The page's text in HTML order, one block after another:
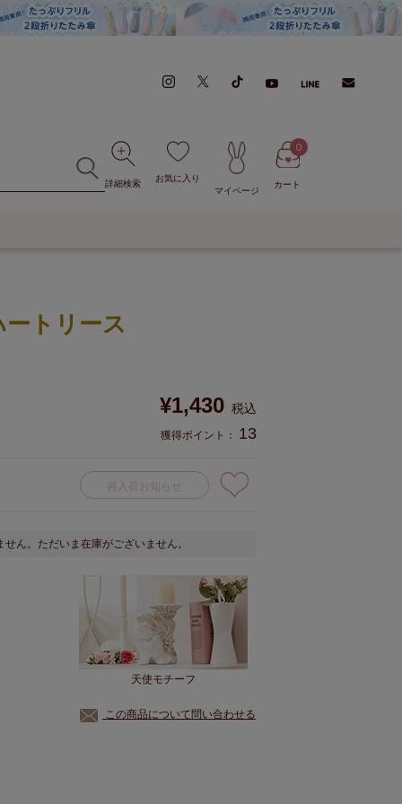
詳細検索
お気に入り
マイページ
カート
0
トリース
¥1,430 税込
獲得ポイント： 13
再入荷お知らせ
せん。ただいま在庫がございません。
天使モチーフ
この商品について問い合わせる